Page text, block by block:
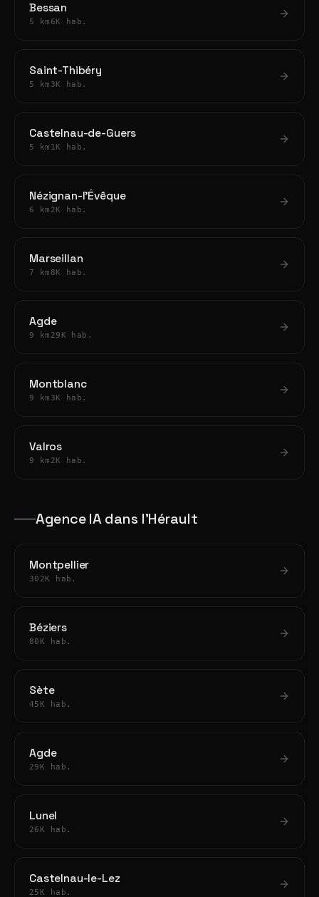
Bessan
5 km 6K hab.
Saint-Thibéry
5 km 3K hab.
Castelnau-de-Guers
5 km 1K hab.
Nézignan-l'Évêque
6 km 2K hab.
Marseillan
7 km 8K hab.
Agde
9 km 29K hab.
Montblanc
9 km 3K hab.
Valros
9 km 2K hab.
Agence IA dans l'Hérault
Montpellier
302K hab.
Béziers
80K hab.
Sète
45K hab.
Agde
29K hab.
Lunel
26K hab.
Castelnau-le-Lez
25K hab.